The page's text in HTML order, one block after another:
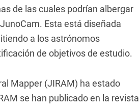
de las cuales podrían albergar
Esta está diseñada
a los astrónomos
de objetivos de estudio.
Mapper (JIRAM) ha estado
se han publicado en la revista